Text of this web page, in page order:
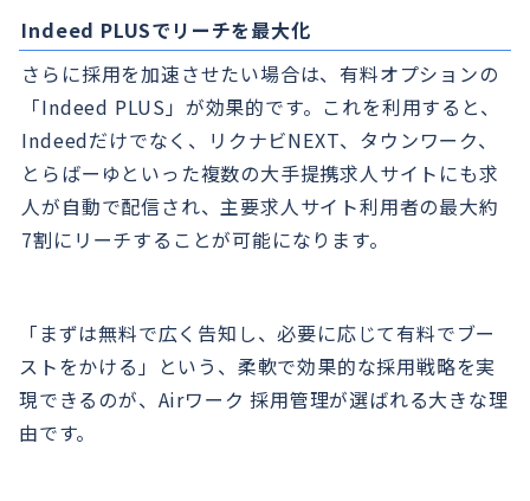
Indeed PLUSでリーチを最大化
さらに採用を加速させたい場合は、有料オプションの
「Indeed PLUS」が効果的です。これを利用すると、
Indeedだけでなく、リクナビNEXT、タウンワーク、
とらばーゆといった複数の大手提携求人サイトにも求
人が自動で配信され、主要求人サイト利用者の最大約
7割にリーチすることが可能になります。
「まずは無料で広く告知し、必要に応じて有料でブー
ストをかける」という、柔軟で効果的な採用戦略を実
現できるのが、Airワーク 採用管理が選ばれる大きな理
由です。